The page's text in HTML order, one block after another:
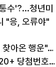
수'?...청년미
"응, 오류야"
찾아온 행운"…
당첨번호조